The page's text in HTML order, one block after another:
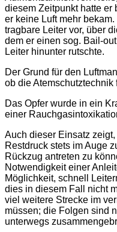
diesem Zeitpunkt hatte er
er keine Luft mehr
tragbare Leiter vor, über
dem er einen sog. Bail-
Leiter hinunter rutschte.
Der Grund für den
ob die Atemschutztechnik
Das Opfer wurde in ein
einer
Auch dieser Einsatz
Restdruck stets im Auge
Rückzug antreten zu
Notwendigkeit einer
Möglichkeit, schnell
dies in diesem Fall nicht
viel weitere Strecke im
müssen; die Folgen sind
unterwegs